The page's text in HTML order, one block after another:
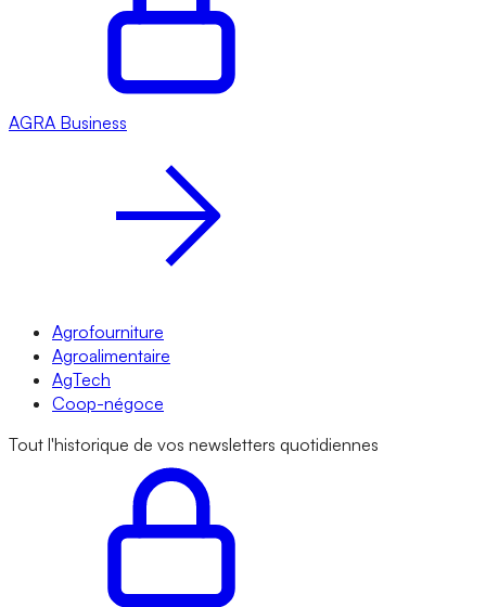
AGRA Business
Agrofourniture
Agroalimentaire
AgTech
Coop-négoce
Tout l'historique de vos newsletters quotidiennes